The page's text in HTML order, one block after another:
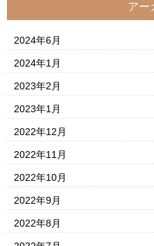
アー
2024年6月
2024年1月
2023年2月
2023年1月
2022年12月
2022年11月
2022年10月
2022年9月
2022年8月